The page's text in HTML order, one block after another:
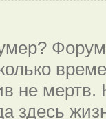
не
здесь